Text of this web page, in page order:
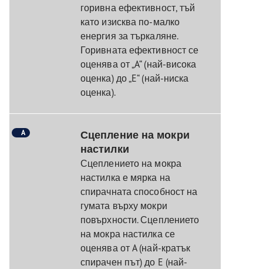
горивна ефективност, тъй
като изисква по-малко
енергия за търкаляне.
Горивната ефективност се
оценява от „A“ (най-висока
оценка) до „E“ (най-ниска
оценка).
A
Сцепление на мокри
настилки
Сцеплението на мокра
настилка е мярка на
спирачната способност на
гумата върху мокри
повърхности. Сцеплението
на мокра настилка се
оценява от A (най-кратък
спирачен път) до E (най-